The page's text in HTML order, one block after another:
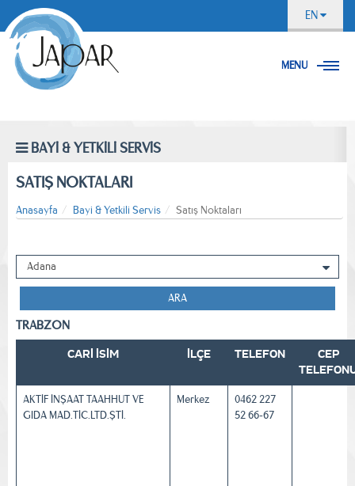
EN
MENU
BAYİ & YETKİLİ SERVİS
SATIŞ NOKTALARI
Anasayfa Bayi & Yetkili Servis Satış Noktaları
ARA
TRABZON
CARİ İSİM İLÇE TELEFON
CEP
AKTİF İNŞAAT TAAHHUT VE
GIDA MAD.TİC.LTD.ŞTİ.
Merkez
0462 227
52 66-67